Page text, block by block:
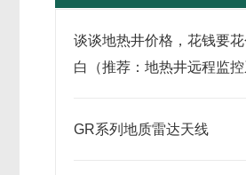
谈谈地热井价格，花钱要花
白（推荐：地热井远程监控
GR系列地质雷达天线